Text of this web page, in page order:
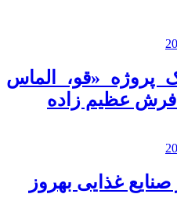
پروژه «قو، الماس
فرش عظیم زاده
صنایع غذایی بهروز